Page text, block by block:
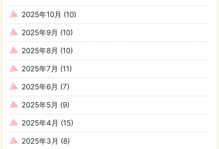
2025年10月 (10)
2025年9月 (10)
2025年8月 (10)
2025年7月 (11)
2025年6月 (7)
2025年5月 (9)
2025年4月 (15)
2025年3月 (8)